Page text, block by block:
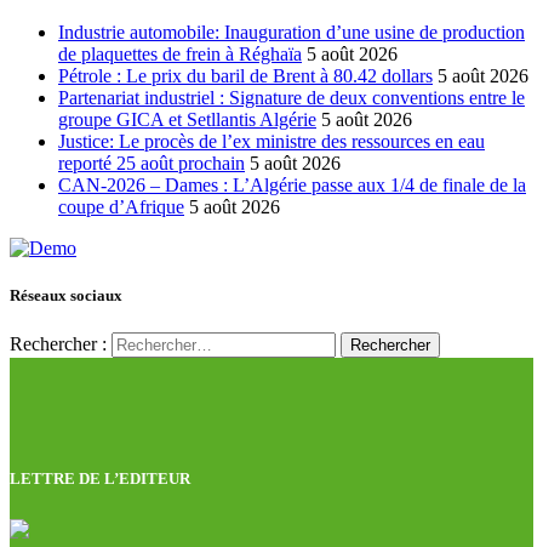
Industrie automobile: Inauguration d’une usine de production
de plaquettes de frein à Réghaïa 5 août 2026
Pétrole : Le prix du baril de Brent à 80.42 dollars 5 août 2026
Partenariat industriel : Signature de deux conventions entre le
groupe GICA et Setllantis Algérie 5 août 2026
Justice: Le procès de l’ex ministre des ressources en eau
reporté 25 août prochain 5 août 2026
CAN-2026 – Dames : L’Algérie passe aux 1/4 de finale de la
coupe d’Afrique 5 août 2026
Réseaux sociaux
Rechercher :
LETTRE DE L’EDITEUR